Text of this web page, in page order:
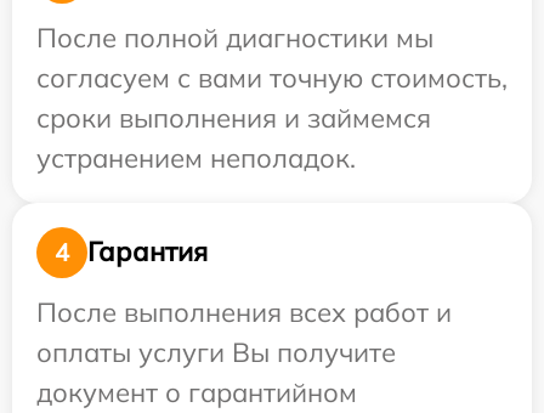
После полной диагностики мы
согласуем с вами точную стоимость,
сроки выполнения и займемся
устранением неполадок.
4
Гарантия
После выполнения всех работ и
оплаты услуги Вы получите
документ о гарантийном